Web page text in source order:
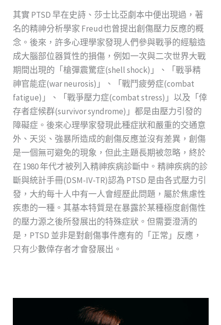
其實 PTSD 早在史詩、莎士比亞劇本中便出現過，著
名的精神分析學家 Freud也曾提出創傷壓力反應的概
念。後來，許多心理學家發現人們參與戰爭的經驗造
成大腦部位器質性的損傷，例如一次與二次世界大戰
期間出現的「槍彈震驚症(shell shock)」、「戰爭精
神官能症(war neurosis)」、「戰鬥疲勞症(combat
fatigue)」、「戰爭壓力症(combat stress)」以及「倖
存者症候群(survivor syndrome)」都是由壓力引發的
障礙症。後來心理學家發現此種症狀和嚴重的交通意
外、天災、強暴所造成的創傷反應並沒有差異，創傷
是一個無可避免的現象，但此主題長期被忽略，終於
在 1980 年代才被列入精神疾病診斷中。精神疾病的診
斷與統計手冊(DSM-IV-TR)認為 PTSD 是由各式壓力引
發，大約每十人中有一人會經歷此問題，屬於焦慮性
疾患的一種。其基本特質是在暴露於某種極度創傷性
的壓力源之後所發展出的特殊症狀。但需要澄清的
是，PTSD 並非是對創傷事件應有的「正常」反應，
只有少數倖存者才會發展出。